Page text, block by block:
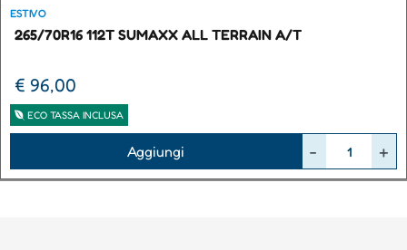
ESTIVO
265/70R16 112T SUMAXX ALL TERRAIN A/T
€ 96,00
ECO TASSA INCLUSA
Aggiungi